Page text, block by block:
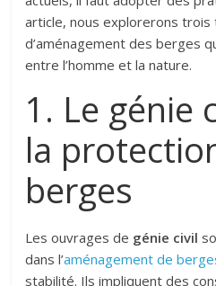
article, nous explorerons trois
d’aménagement des berges
entre l’homme et la nature.
1. Le génie
la
berges
Les ouvrages de génie civil
dans l’aménagement de
stabilité. Ils impliquent des